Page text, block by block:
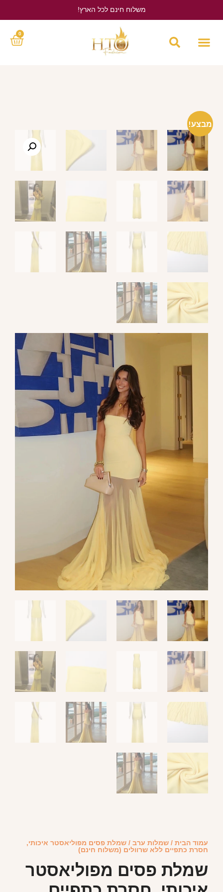
משלוח חינם לכל הארץ!
0
מבצע!
עמוד הבית / שמלות ערב / שמלת פסים מפוליאסטר איכותי,
חסרת כתפיים ללא שרוולים (משלוח חינם)
שמלת פסים מפוליאסטר